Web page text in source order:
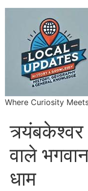
Where Curiosity
वाले
धाम